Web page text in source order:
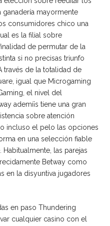
ganadería mayormente
consumidores chico una
es la filial sobre
de permutar de la
si no precisas triunfo
través de la totalidad de
igual que Microgaming
el nivel del
ademí¡s tiene una gran
sobre atención
incluso el pelo las opciones
en una selección fiable
las parejas
Betway como
en la disyuntiva jugadores
en paso Thundering
cualquier casino con el